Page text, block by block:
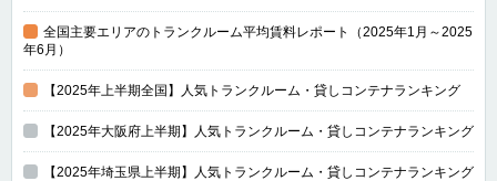
全国主要エリアのトランクルーム平均賃料レポート（2025年1月～2025
年6月）
【2025年上半期全国】人気トランクルーム・貸しコンテナランキング
【2025年大阪府上半期】人気トランクルーム・貸しコンテナランキング
【2025年埼玉県上半期】人気トランクルーム・貸しコンテナランキング